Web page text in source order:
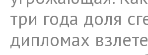
три года доля
дипломах